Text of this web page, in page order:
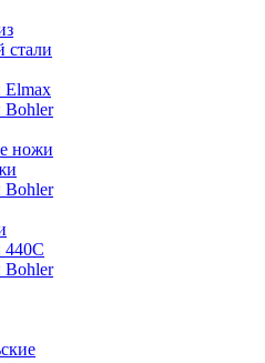
стали
Elmax
Bohler
ножи
Bohler
440С
Bohler